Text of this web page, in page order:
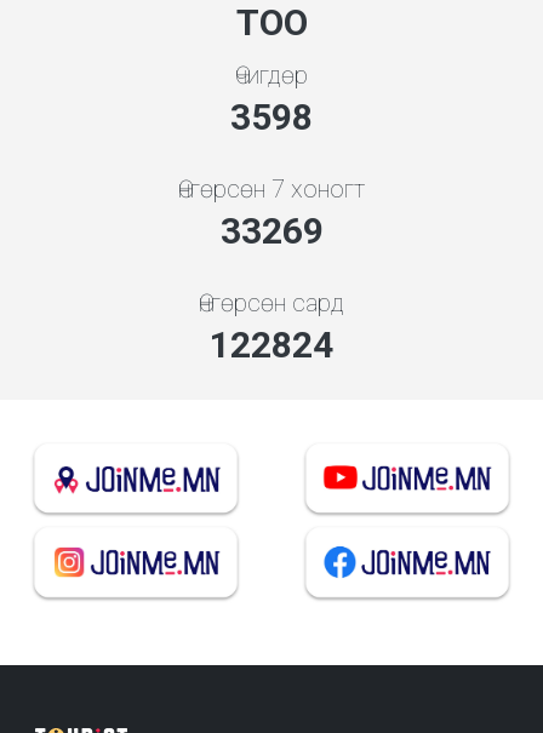
ТОО
Өчигдөр
3998
Өнгөрсөн 7 хоногт
36965
Өнгөрсөн сард
136471